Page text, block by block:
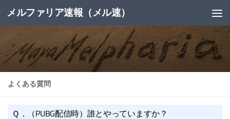
コンテンツへスキップ
メルファリア速報（メル速）
よくある質問
Ｑ．（PUBG配信時）誰とやっていますか？